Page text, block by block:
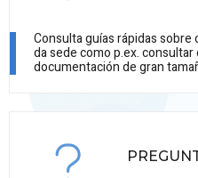
Consulta guías rápidas
da sede como p.ex.
documentación de gran